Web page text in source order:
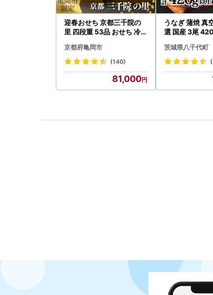
迎春おせち 京都三千院の
里 四段重 53品 おせち 冷蔵
京都府亀岡市
(140)
81,000
うなぎ 蒲焼 真
選 国産 3尾
あり 茨城 ウナ
人気 美味しい
茨城県八千代町